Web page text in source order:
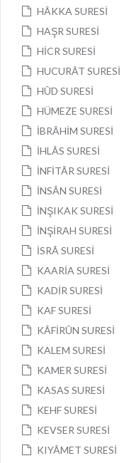
HÂKKA SURESİ
HAŞR SURESİ
HİCR SURESİ
HUCURÂT SURESİ
HÛD SURESİ
HÜMEZE SURESİ
İBRÂHİM SURESİ
İHLÂS SURESİ
İNFİTÂR SURESİ
İNSÂN SURESİ
İNŞIKAK SURESİ
İNŞİRAH SURESİ
İSRÂ SURESİ
KAARİA SURESİ
KADİR SURESİ
KAF SURESİ
KÂFİRÛN SURESİ
KALEM SURESİ
KAMER SURESİ
KASAS SURESİ
KEHF SURESİ
KEVSER SURESİ
KIYÂMET SURESİ